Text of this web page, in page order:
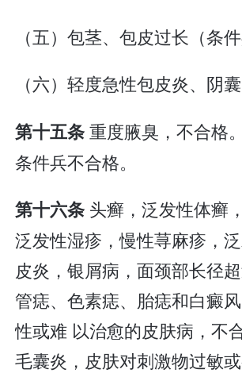
（五）包茎、包皮过长（条
（六）轻度急性包皮炎、阴囊
第十五条重度腋臭，不合格
条件兵不合格。
第十六条 头癣，泛发性体癣
泛发性湿疹，慢性荨麻疹，
皮炎，银屑病，面颈部长径
管痣、色素痣、胎痣和白癜
性或难 以治愈的皮肤病，不
毛囊炎，皮肤对刺激物过敏